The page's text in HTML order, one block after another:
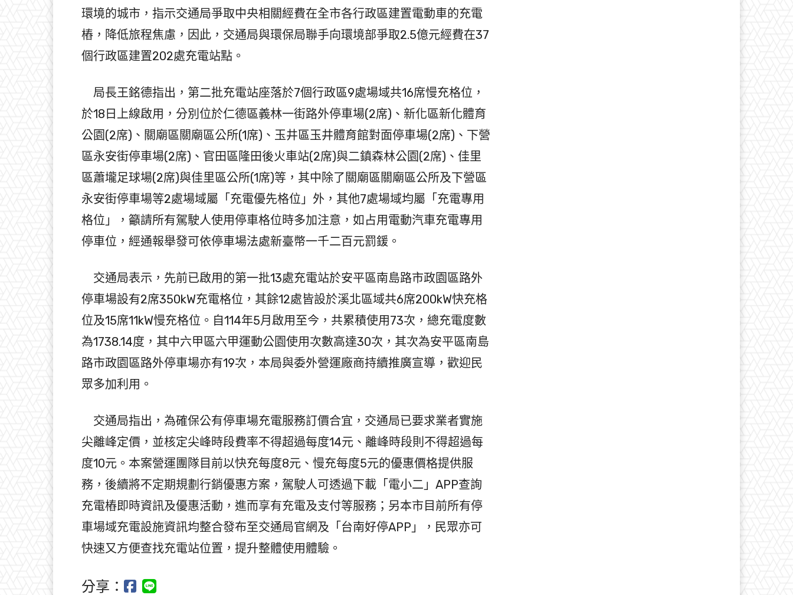
環境的城市，指示交通局爭取中央相關經費在全市各行政區建置電動車的充電
樁，降低旅程焦慮，因此，交通局與環保局聯手向環境部爭取2.5億元經費在37
個行政區建置202處充電站點。
局長王銘德指出，第二批充電站座落於7個行政區9處場域共16席慢充格位，
於18日上線啟用，分別位於仁德區義林一街路外停車場(2席)、新化區新化體育
公園(2席)、關廟區關廟區公所(1席)、玉井區玉井體育館對面停車場(2席)、下營
區永安街停車場(2席)、官田區隆田後火車站(2席)與二鎮森林公園(2席)、佳里
區蕭壠足球場(2席)與佳里區公所(1席)等，其中除了關廟區關廟區公所及下營區
永安街停車場等2處場域屬「充電優先格位」外，其他7處場域均屬「充電專用
格位」，籲請所有駕駛人使用停車格位時多加注意，如占用電動汽車充電專用
停車位，經通報舉發可依停車場法處新臺幣一千二百元罰鍰。
交通局表示，先前已啟用的第一批13處充電站於安平區南島路市政園區路外
停車場設有2席350kW充電格位，其餘12處皆設於溪北區域共6席200kW快充格
位及15席11kW慢充格位。自114年5月啟用至今，共累積使用73次，總充電度數
為1738.14度，其中六甲區六甲運動公園使用次數高達30次，其次為安平區南島
路市政園區路外停車場亦有19次，本局與委外營運廠商持續推廣宣導，歡迎民
眾多加利用。
交通局指出，為確保公有停車場充電服務訂價合宜，交通局已要求業者實施
尖離峰定價，並核定尖峰時段費率不得超過每度14元、離峰時段則不得超過每
度10元。本案營運團隊目前以快充每度8元、慢充每度5元的優惠價格提供服
務，後續將不定期規劃行銷優惠方案，駕駛人可透過下載「電小二」APP查詢
充電樁即時資訊及優惠活動，進而享有充電及支付等服務；另本市目前所有停
車場域充電設施資訊均整合發布至交通局官網及「台南好停APP」，民眾亦可
快速又方便查找充電站位置，提升整體使用體驗。
分享：